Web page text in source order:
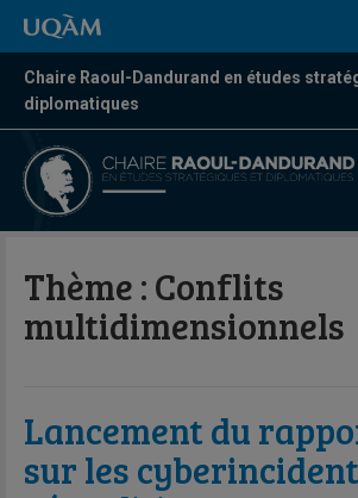
Chaire Raoul-Dandurand en études
diplomatiques
Thème : Conflits
multidimensionnels
Lancement du
sur les